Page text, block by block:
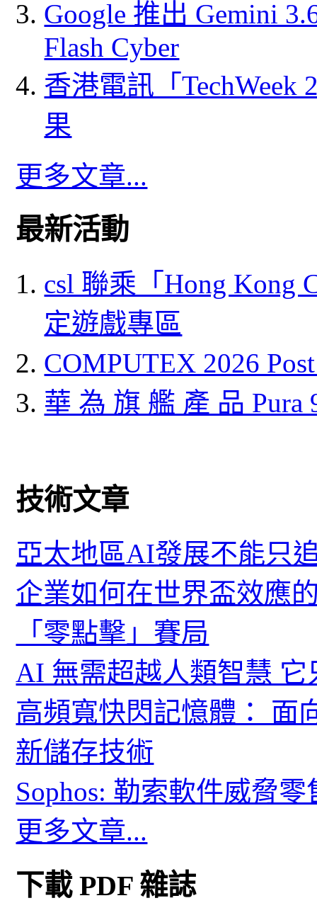
Google 推出 Gemini
Flash Cyber
香港電訊「
果
更多文章...
最新活動
csl 聯乘「Hong Kong
定遊戲專區
COMPUTEX 2026
華 為 旗 艦 產 品 Pura
技術文章
亞太地區AI發展不能只
企業如何在世界盃效應
「零點擊」賽局
AI 無需超越人類智慧
高頻寬快閃記憶體： 面
新儲存技術
Sophos: 勒索軟件威脅
更多文章...
下載 PDF 雜誌